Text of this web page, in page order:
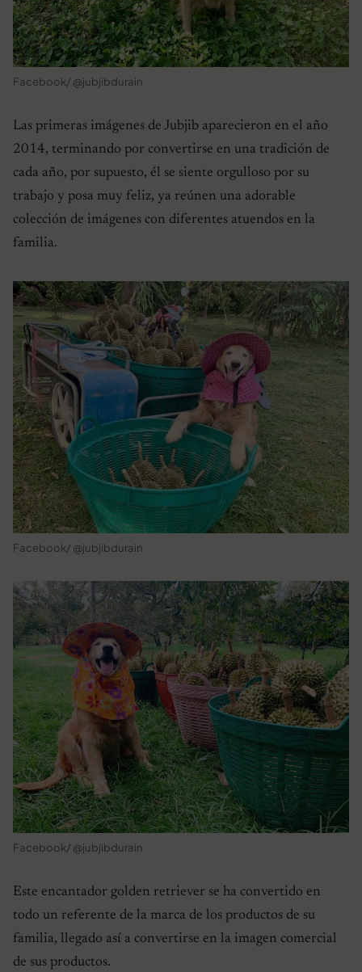
Facebook/ @jubjibdurain
Las primeras imágenes de Jubjib aparecieron en el año
2014, terminando por convertirse en una tradición de
cada año, por supuesto, él se siente orgulloso por su
trabajo y posa muy feliz, ya reúnen una adorable
colección de imágenes con diferentes atuendos en la
familia.
Facebook/ @jubjibdurain
Facebook/ @jubjibdurain
Este encantador golden retriever se ha convertido en
todo un referente de la marca de los productos de su
familia, llegado así a convertirse en la imagen comercial
de sus productos.